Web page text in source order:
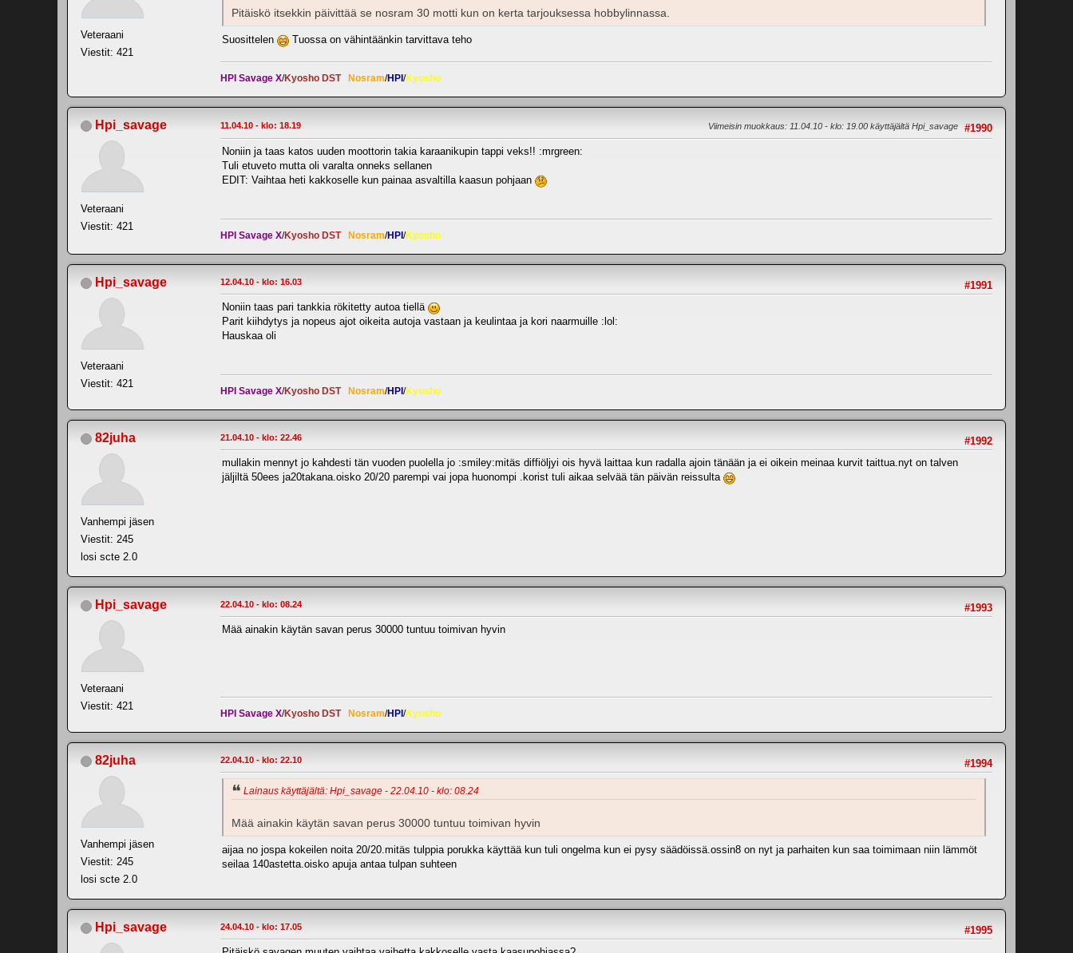
Veteraani
Viestit: 421
Pitäiskö itsekkin päivittää se nosram 30 motti kun on kerta tarjouksessa hobbylinnassa.
Suosittelen Tuossa on vähintäänkin tarvittava teho
HPI Savage X/Kyosho DST Nosram/HPI /Kyosho
Hpi_savage
Veteraani
Viestit: 421
#1990
11.04.10 - klo: 18.19 Viimeisin muokkaus: 11.04.10 - klo: 19.00 käyttäjältä Hpi_savage
Noniin ja taas katos uuden moottorin takia karaanikupin tappi veks!! :mrgreen:
Tuli etuveto mutta oli varalta onneks sellanen
EDIT: Vaihtaa heti kakkoselle kun painaa asvaltilla kaasun pohjaan
HPI Savage X/Kyosho DST Nosram/HPI /Kyosho
Hpi_savage
Veteraani
Viestit: 421
#1991
12.04.10 - klo: 16.03
Noniin taas pari tankkia rökitetty autoa tiellä
Parit kiihdytys ja nopeus ajot oikeita autoja vastaan ja keulintaa ja kori naarmuille :lol:
Hauskaa oli
HPI Savage X/Kyosho DST Nosram/HPI /Kyosho
82juha
Vanhempi jäsen
Viestit: 245
losi scte 2.0
#1992
21.04.10 - klo: 22.46
mullakin mennyt jo kahdesti tän vuoden puolella jo :smiley:mitäs diffiöljyi ois hyvä laittaa kun radalla ajoin tänään ja ei oikein meinaa kurvit taittua.nyt on talven
jäljiltä 50ees ja20takana.oisko 20/20 parempi vai jopa huonompi .korist tuli aikaa selvää tän päivän reissulta
Hpi_savage
Veteraani
Viestit: 421
#1993
22.04.10 - klo: 08.24
Mää ainakin käytän savan perus 30000 tuntuu toimivan hyvin
HPI Savage X/Kyosho DST Nosram/HPI /Kyosho
82juha
Vanhempi jäsen
Viestit: 245
losi scte 2.0
#1994
22.04.10 - klo: 22.10
Lainaus käyttäjältä: Hpi_savage - 22.04.10 - klo: 08.24
Mää ainakin käytän savan perus 30000 tuntuu toimivan hyvin
aijaa no jospa kokeilen noita 20/20.mitäs tulppia porukka käyttää kun tuli ongelma kun ei pysy säädöissä.ossin8 on nyt ja parhaiten kun saa toimimaan niin lämmöt
seilaa 140astetta.oisko apuja antaa tulpan suhteen
Hpi_savage #1995
24.04.10 - klo: 17.05